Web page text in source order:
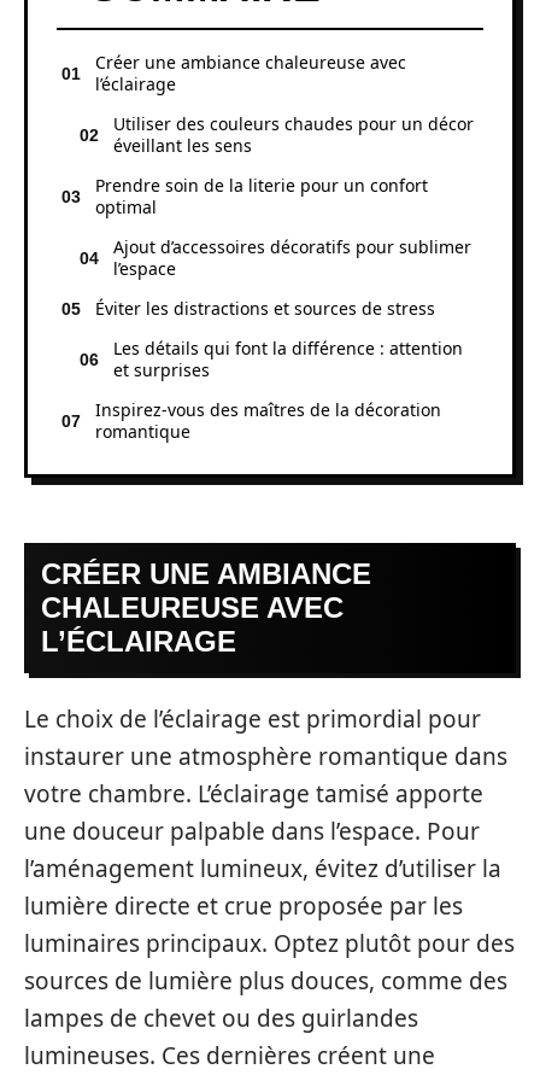
Créer une ambiance chaleureuse avec
l’éclairage
Utiliser des couleurs chaudes pour un décor
éveillant les sens
Prendre soin de la literie pour un confort
optimal
Ajout d’accessoires décoratifs pour sublimer
l’espace
Éviter les distractions et sources de stress
Les détails qui font la différence : attention
et surprises
Inspirez-vous des maîtres de la décoration
romantique
CRÉER UNE AMBIANCE
CHALEUREUSE AVEC
L’ÉCLAIRAGE
Le choix de l’éclairage est primordial pour
instaurer une atmosphère romantique dans
votre chambre. L’éclairage tamisé apporte
une douceur palpable dans l’espace. Pour
l’aménagement lumineux, évitez d’utiliser la
lumière directe et crue proposée par les
luminaires principaux. Optez plutôt pour des
sources de lumière plus douces, comme des
lampes de chevet ou des guirlandes
lumineuses. Ces dernières créent une